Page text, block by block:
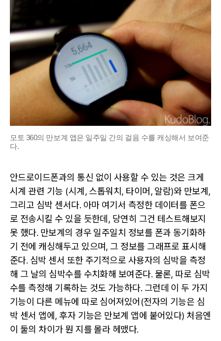
모토 360의 만보계 앱은 일주일 간의 걸음 수를 캐싱해서 보여준
다.
안드로이드폰과의 통신 없이 사용할 수 있는 것은 크게
시계 관련 기능 (시계, 스톱워치, 타이머, 알람)와 만보계,
그리고 심박 센서다. 아마 여기서 측정한 데이터를 폰으
로 전송시킬 수 있을 듯한데, 당연히 그건 테스트해보지
못 했다. 만보계의 경우 일주일치 정보를 폰과 동기화하
기 전에 캐싱해두고 있으며, 그 정보를 그래프로 표시해
준다. 심박 센서 또한 주기적으로 사용자의 심박을 측정
해 그 날의 심박수를 수치화해 보여준다. 물론, 따로 심박
수를 측정해 기록하는 것도 가능하다. 그런데 이 두 가지
기능이 다른 메뉴에 따로 심어져있어(전자의 기능은 심
박 센서 앱에, 후자 기능은 만보계 앱에 붙어있다) 처음엔
이 둘의 차이가 뭔 지를 몰라 헤맸다.